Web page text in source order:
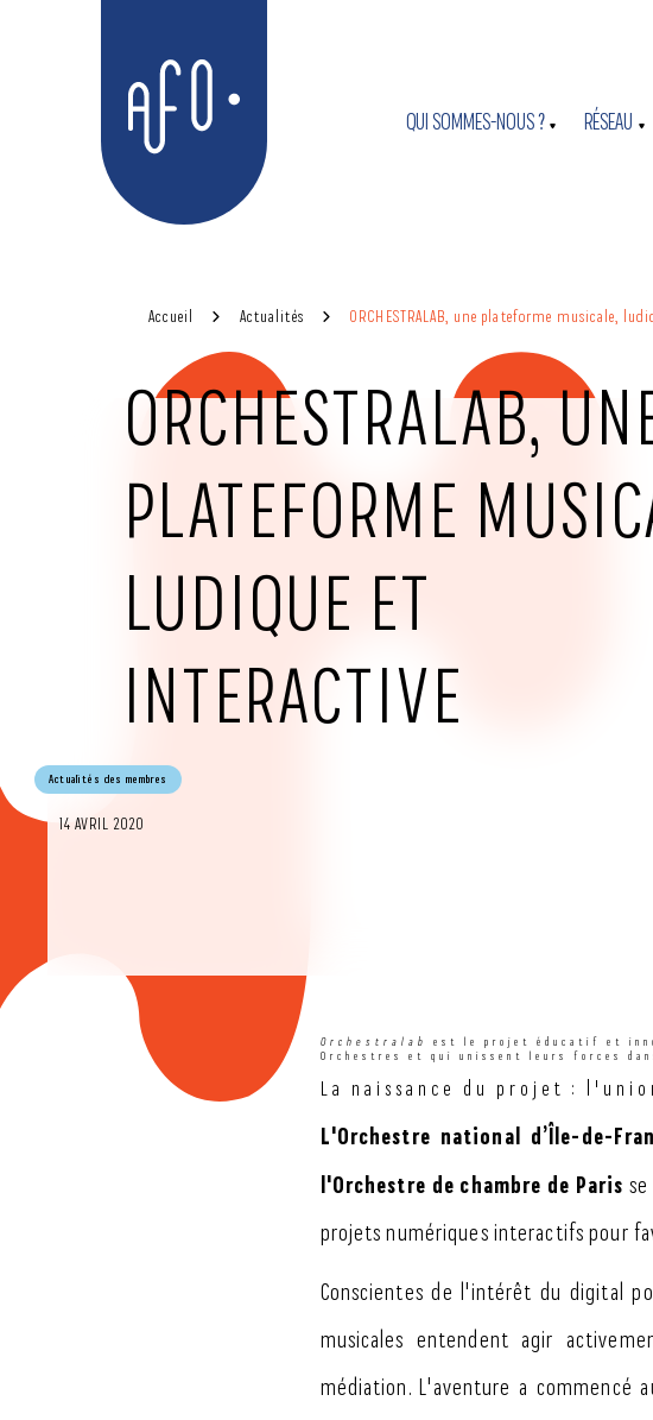
AFO
QUI SOMMES-NOUS ? RÉSEAU
Accueil Actualités ORCHESTRALAB, une plateforme musicale,
ORCHESTRALAB,
PLATEFORME
LUDIQUE ET
INTERACTIVE
Actualités des membres
14 AVRIL 2020
Orchestralab
est le projet éducatif et
Orchestres et qui unissent leurs forces
La naissance du projet :
L'Orchestre national d’Île-de-
l'Orchestre de chambre de Paris
projets numériques interactifs pour
Conscientes de l'intérêt du digital
musicales entendent agir
médiation. L'aventure a commencé